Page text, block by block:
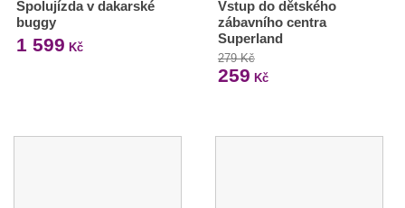
Spolujízda v dakarské
buggy
1 599 Kč
Vstup do dětského
zábavního centra
Superland
279 Kč
259 Kč